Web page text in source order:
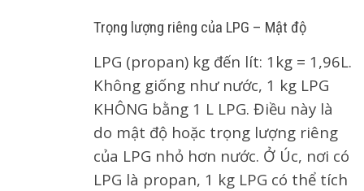
Trọng lượng riêng của LPG – Mật độ
LPG (propan) kg đến lít: 1kg = 1,96L.
Không giống như nước, 1 kg LPG
KHÔNG bằng 1 L LPG. Điều này là
do mật độ hoặc trọng lượng riêng
của LPG nhỏ hơn nước. Ở Úc, nơi có
LPG là propan, 1 kg LPG có thể tích